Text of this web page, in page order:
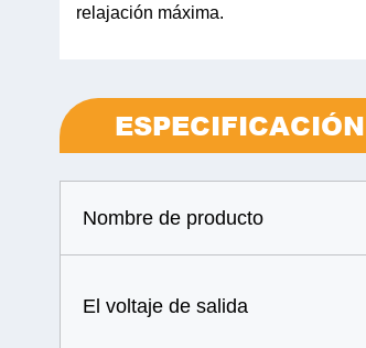
relajación máxima.
ESPECIFICACIÓN
Nombre de producto
El voltaje de salida